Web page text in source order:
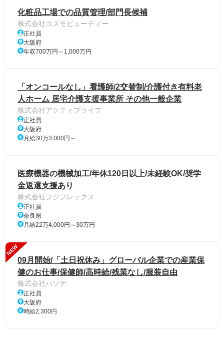
化粧品工場での品質管理/部門長候補
株式会社コスモビューティー
正社員
大阪府
年収700万円～1,000万円
「オンコールなし」看護師/2交替制/介護付き有料老
人ホーム 居宅介護支援事業所 その他一般企業
株式会社アクティブライフ
正社員
大阪府
月給30万3,000円～
医療機器の機械加工/年休120日以上/未経験OK/奨学
金返還支援あり
株式会社フジフレックス
正社員
奈良県
月給22万4,000円～30万円
NEW
09月開始/「土日祝休み」グローバル企業での産業保
健のお仕事/保健師/高時給/残業なし/服装自由
株式会社パソナ
正社員
大阪府
時給2,300円